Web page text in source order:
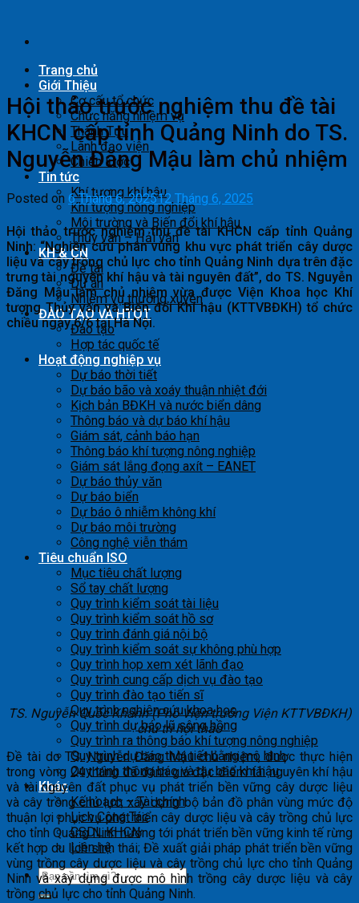
content
Trang chủ
Giới Thiệu
Cơ cấu tổ chức
Chức năng nhiệm vụ
Thành Tựu
Lãnh đạo viện
Chiến lược
Tin tức
Khí tượng khí hậu
Khí tượng nông nghiệp
Môi trường và Biến đổi khí hậu
Thủy văn – Hải văn
KH & CN
Đề tài
Dự án
Nhiệm vụ thường xuyên
ĐÀO TẠO VÀ HTQT
Đào tạo
Hợp tác quốc tế
Hoạt động nghiệp vụ
Dự báo thời tiết
Dự báo bão và xoáy thuận nhiệt đới
Kịch bản BĐKH và nước biển dâng
Thông báo và dự báo khí hậu
Giám sát, cảnh báo hạn
Thông báo khí tượng nông nghiệp
Giám sát lắng đọng axít – EANET
Dự báo thủy văn
Dự báo biển
Dự báo ô nhiễm không khí
Dự báo môi trường
Công nghệ viễn thám
Tiêu chuẩn ISO
Mục tiêu chất lượng
Sổ tay chất lượng
Quy trình kiểm soát tài liệu
Quy trình kiểm soát hồ sơ
Quy trình đánh giá nội bộ
Quy trình kiểm soát sự không phù hợp
Quy trình họp xem xét lãnh đạo
Quy trình cung cấp dịch vụ đào tạo
Quy trình đào tạo tiến sĩ
Quy trình nghiên cứu khoa học
Quy trình dự báo lũ sông hồng
Quy trình ra thông báo khí tượng nông nghiệp
Quy trình dự báo thời tiết bằng mô hình
Quy trình thông báo và dự báo khí hậu
Khác
Kế hoạch – Tài chính
Lịch Công Tác
CSDL KHCN
Liên hệ
Hội thảo trước nghiệm thu đề tài
KHCN cấp tỉnh Quảng Ninh do TS.
Nguyễn Đăng Mậu làm chủ nhiệm
Posted on 6 Tháng 6, 202512 Tháng 6, 2025
Hội thảo trước nghiệm thu đề tài KHCN cấp tỉnh Quảng
Ninh: “Nghiên cứu phân vùng khu vực phát triển cây dược
liệu và cây trồng chủ lực cho tỉnh Quảng Ninh dựa trên đặc
trưng tài nguyên khí hậu và tài nguyên đất”, do TS. Nguyễn
Đăng Mậu làm chủ nhiệm vừa được Viện Khoa học Khí
tượng Thủy văn và Biến đổi Khí hậu (KTTVBĐKH) tổ chức
chiều ngày 6/6 tại Hà Nội.
TS. Nguyễn Quốc Khánh (Phó Viện trưởng Viện KTTVBĐKH)
chủ trì hội thảo
Đề tài do TS. Nguyễn Đăng Mậu chủ nhiệm, được thực hiện
trong vòng 24 tháng đã đánh giá đặc điểm tài nguyên khí hậu
và tài nguyên đất phục vụ phát triển bền vững cây dược liệu
và cây trồng chủ lực; xây dựng bộ bản đồ phân vùng mức độ
thuận lợi phục vụ phát triển cây dược liệu và cây trồng chủ lực
cho tỉnh Quảng Ninh hướng tới phát triển bền vững kinh tế rừng
kết hợp du lịch sinh thái; Đề xuất giải pháp phát triển bền vững
vùng trồng cây dược liệu và cây trồng chủ lực cho tỉnh Quảng
Ninh và xây dựng được mô hình trồng cây dược liệu và cây
trồng chủ lực cho tỉnh Quảng Ninh.